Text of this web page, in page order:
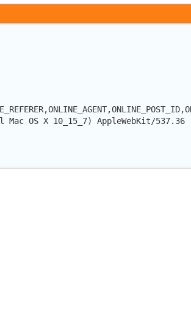
X 10_15_7) AppleWebKit/537.36